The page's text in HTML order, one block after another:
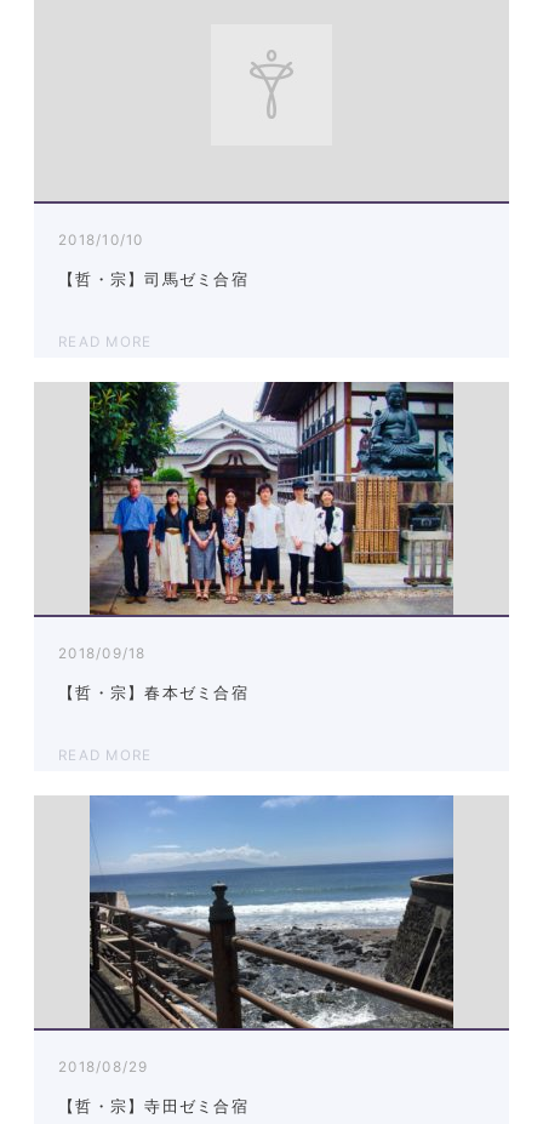
2018/10/10
【哲・宗】司馬ゼミ合宿
READ MORE
2018/09/18
【哲・宗】春本ゼミ合宿
READ MORE
2018/08/29
【哲・宗】寺田ゼミ合宿